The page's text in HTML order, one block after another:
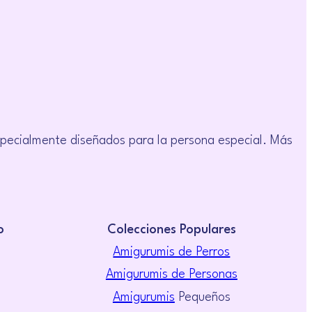
diseñados para la persona especial. Más
Colecciones Populares
Amigurumis de Perros
Amigurumis de Personas
Amigurumis Pequeños